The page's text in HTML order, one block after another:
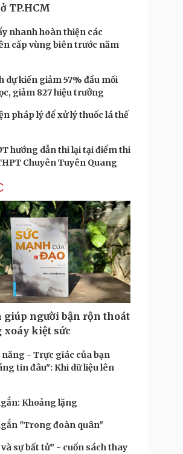
TP.HCM
nhanh hoàn thiện các
cấp vùng biên trước năm
dự kiến giảm 57% đầu mối
giảm 827 hiệu trưởng
pháp lý để xử lý thuốc lá thế
hướng dẫn thi lại tại điểm thi
Chuyên Tuyên Quang
giúp người bận rộn thoát
kiệt sức
năng - Trực giác của bạn
tin đâu": Khi dữ liệu lên
Khoảng lặng
"Trong đoàn quân"
và sự bất tử" - cuốn sách thay